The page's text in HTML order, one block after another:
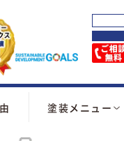
塗装メニュー